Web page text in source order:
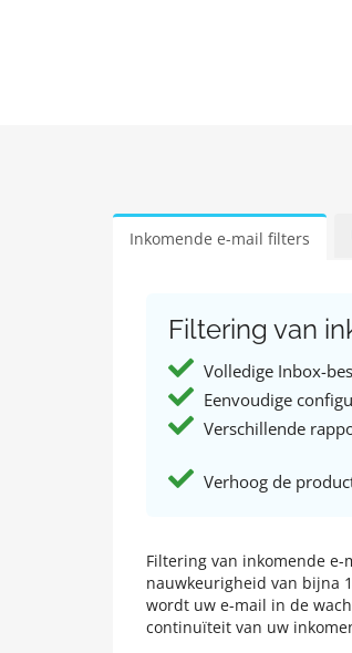
Inkomende e-mail filters
Filtering van
Volledige Inbox-
Eenvoudige
Verschillende
Verhoog de
Filtering van inkomende
nauwkeurigheid van bijna
wordt uw e-mail in de
continuïteit van uw